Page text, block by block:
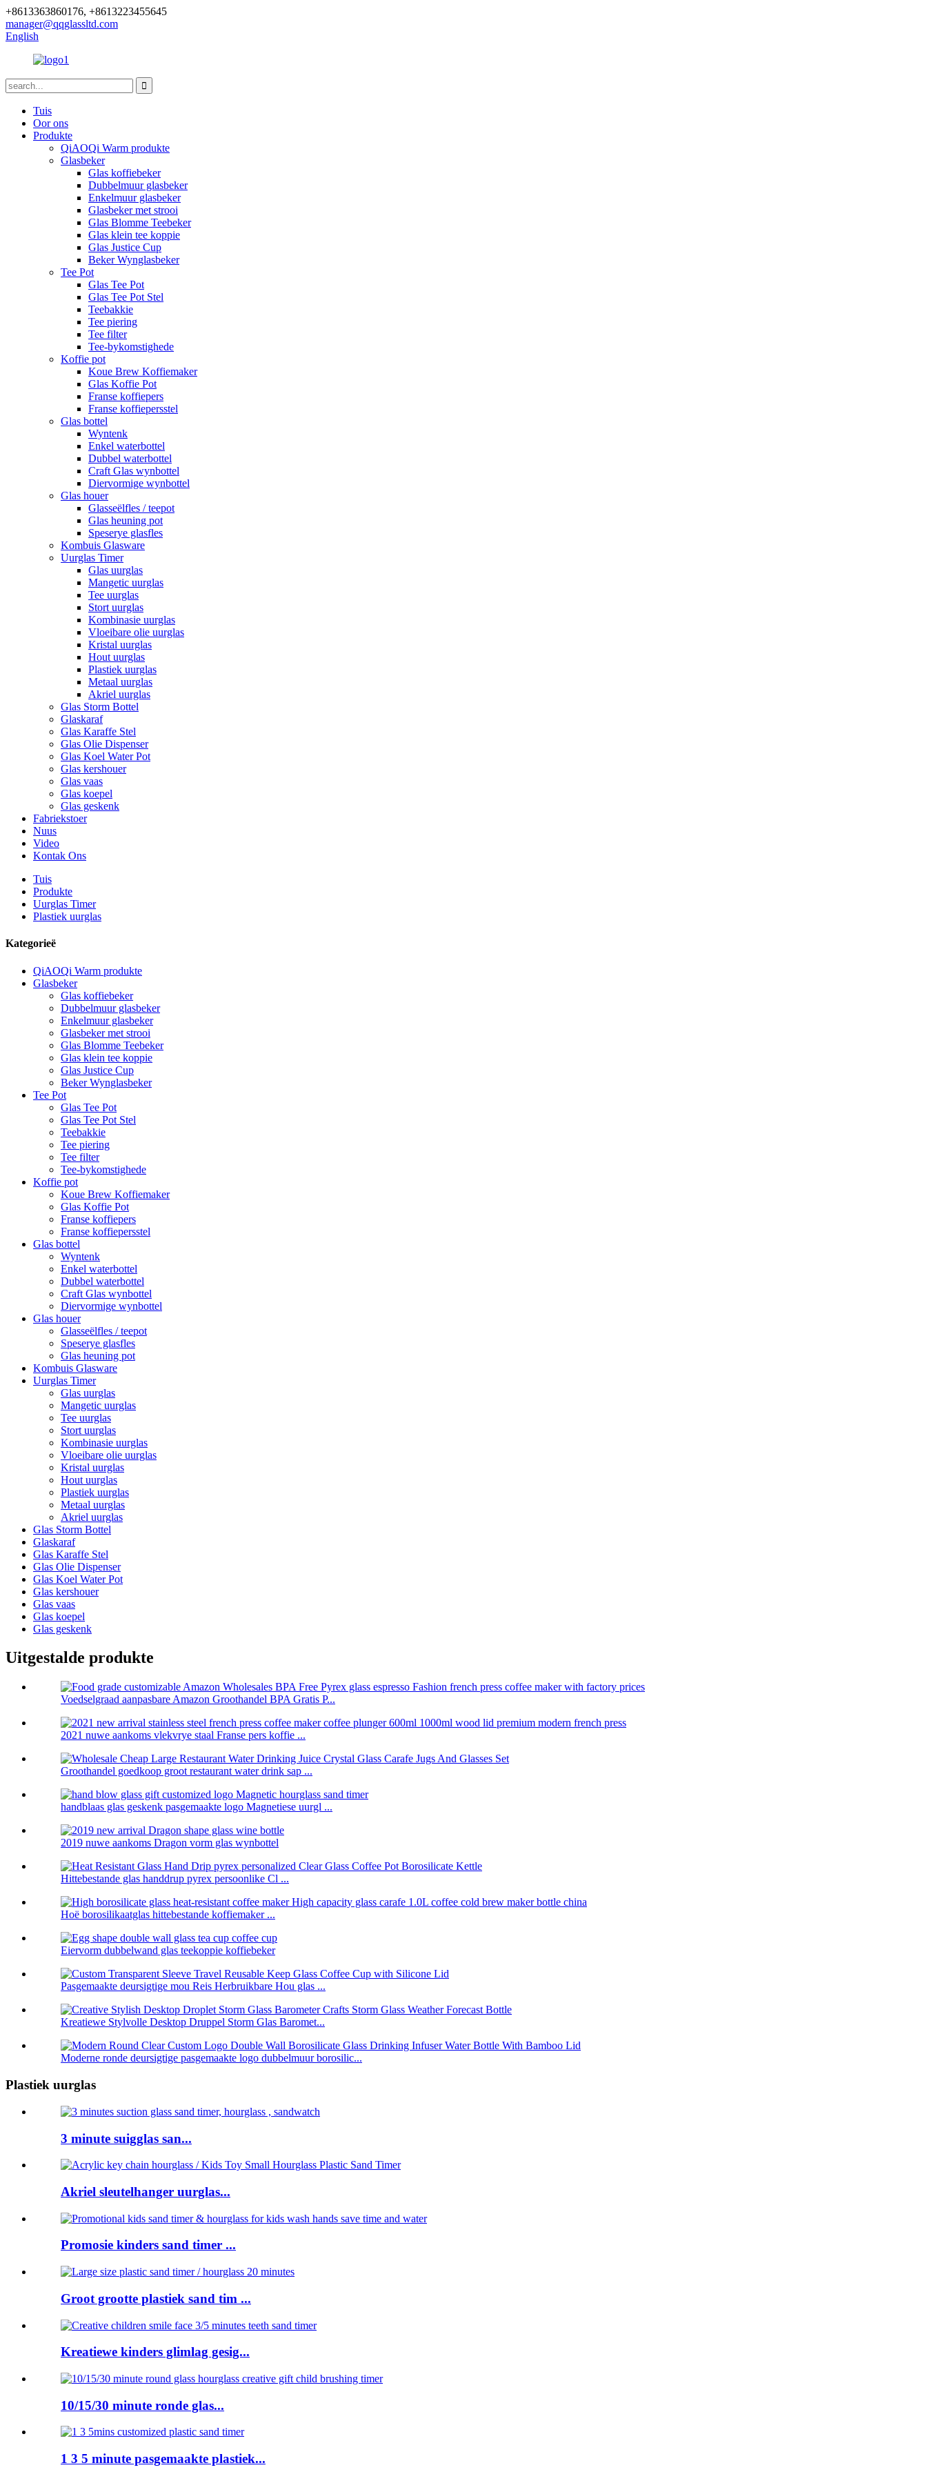
+8613363860176, +8613223455645
manager@qqglassltd.com
English
Tuis
Oor ons
Produkte
QiAOQi Warm produkte
Glasbeker
Glas koffiebeker
Dubbelmuur glasbeker
Enkelmuur glasbeker
Glasbeker met strooi
Glas Blomme Teebeker
Glas klein tee koppie
Glas Justice Cup
Beker Wynglasbeker
Tee Pot
Glas Tee Pot
Glas Tee Pot Stel
Teebakkie
Tee piering
Tee filter
Tee-bykomstighede
Koffie pot
Koue Brew Koffiemaker
Glas Koffie Pot
Franse koffiepers
Franse koffiepersstel
Glas bottel
Wyntenk
Enkel waterbottel
Dubbel waterbottel
Craft Glas wynbottel
Diervormige wynbottel
Glas houer
Glasseëlfles / teepot
Glas heuning pot
Speserye glasfles
Kombuis Glasware
Uurglas Timer
Glas uurglas
Mangetic uurglas
Tee uurglas
Stort uurglas
Kombinasie uurglas
Vloeibare olie uurglas
Kristal uurglas
Hout uurglas
Plastiek uurglas
Metaal uurglas
Akriel uurglas
Glas Storm Bottel
Glaskaraf
Glas Karaffe Stel
Glas Olie Dispenser
Glas Koel Water Pot
Glas kershouer
Glas vaas
Glas koepel
Glas geskenk
Fabriekstoer
Nuus
Video
Kontak Ons
Tuis
Produkte
Uurglas Timer
Plastiek uurglas
Kategorieë
QiAOQi Warm produkte
Glasbeker
Glas koffiebeker
Dubbelmuur glasbeker
Enkelmuur glasbeker
Glasbeker met strooi
Glas Blomme Teebeker
Glas klein tee koppie
Glas Justice Cup
Beker Wynglasbeker
Tee Pot
Glas Tee Pot
Glas Tee Pot Stel
Teebakkie
Tee piering
Tee filter
Tee-bykomstighede
Koffie pot
Koue Brew Koffiemaker
Glas Koffie Pot
Franse koffiepers
Franse koffiepersstel
Glas bottel
Wyntenk
Enkel waterbottel
Dubbel waterbottel
Craft Glas wynbottel
Diervormige wynbottel
Glas houer
Glasseëlfles / teepot
Speserye glasfles
Glas heuning pot
Kombuis Glasware
Uurglas Timer
Glas uurglas
Mangetic uurglas
Tee uurglas
Stort uurglas
Kombinasie uurglas
Vloeibare olie uurglas
Kristal uurglas
Hout uurglas
Plastiek uurglas
Metaal uurglas
Akriel uurglas
Glas Storm Bottel
Glaskaraf
Glas Karaffe Stel
Glas Olie Dispenser
Glas Koel Water Pot
Glas kershouer
Glas vaas
Glas koepel
Glas geskenk
Uitgestalde produkte
Voedselgraad aanpasbare Amazon Groothandel BPA Gratis P...
2021 nuwe aankoms vlekvrye staal Franse pers koffie ...
Groothandel goedkoop groot restaurant water drink sap ...
handblaas glas geskenk pasgemaakte logo Magnetiese uurgl ...
2019 nuwe aankoms Dragon vorm glas wynbottel
Hittebestande glas handdrup pyrex persoonlike Cl ...
Hoë borosilikaatglas hittebestande koffiemaker ...
Eiervorm dubbelwand glas teekoppie koffiebeker
Pasgemaakte deursigtige mou Reis Herbruikbare Hou glas ...
Kreatiewe Stylvolle Desktop Druppel Storm Glas Baromet...
Moderne ronde deursigtige pasgemaakte logo dubbelmuur borosilic...
Plastiek uurglas
3 minute suigglas san...
Akriel sleutelhanger uurglas...
Promosie kinders sand timer ...
Groot grootte plastiek sand tim ...
Kreatiewe kinders glimlag gesig...
10/15/30 minute ronde glas...
1 3 5 minute pasgemaakte plastiek...